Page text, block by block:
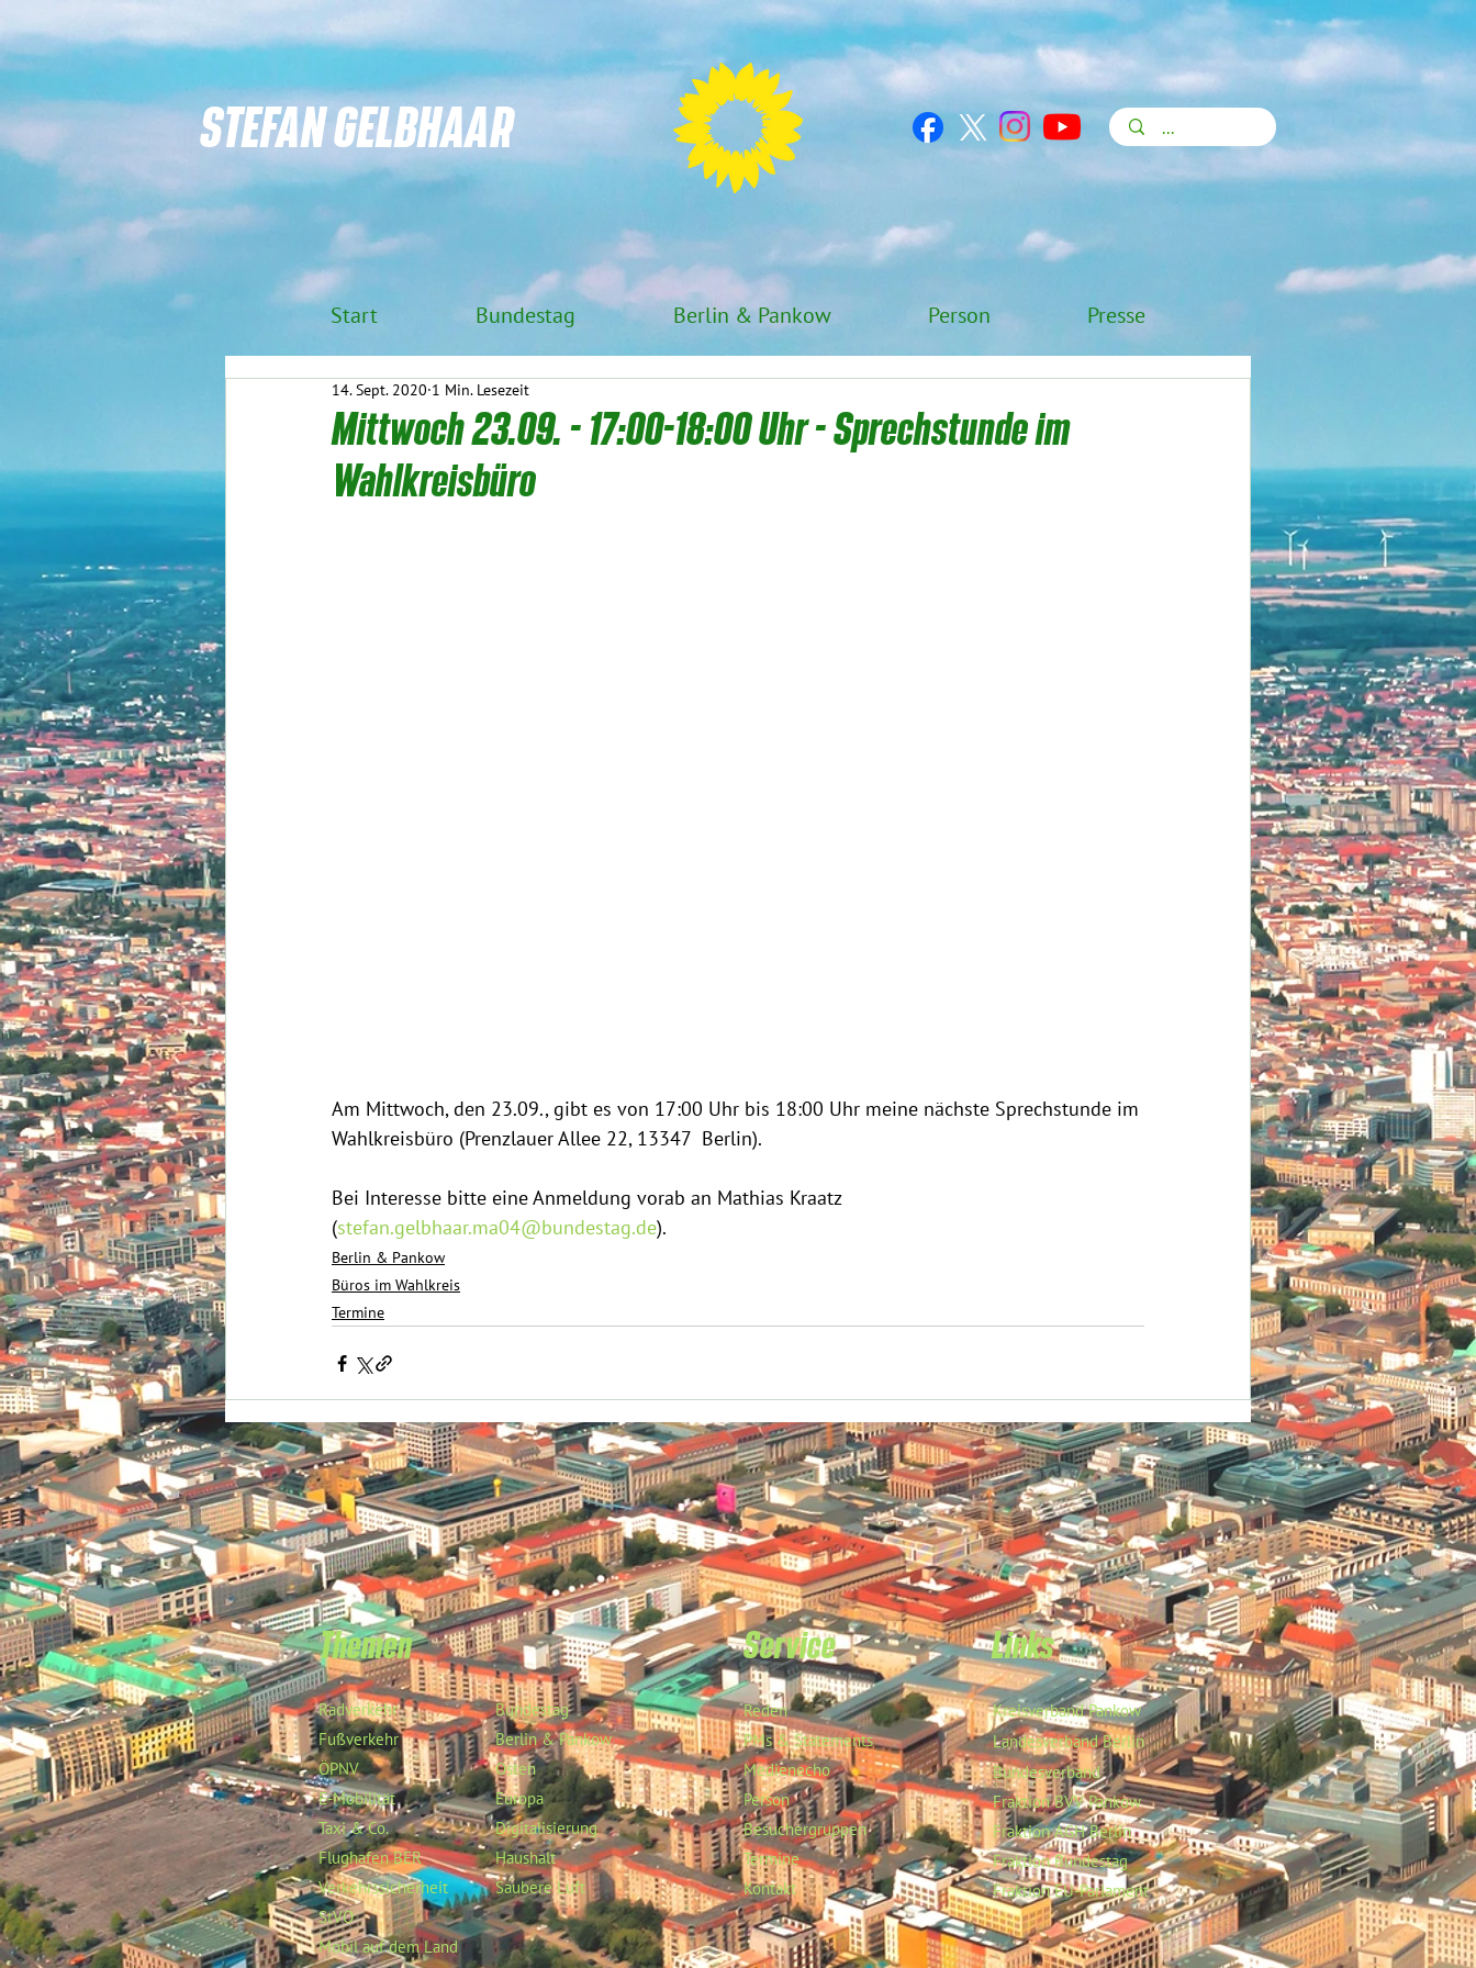
STEFAN GELBHAAR
Mittwoch 23.09. - 17:00-18:00 Uhr - Sprechstunde im
Wahlkreisbüro
14. Sept. 2020 1 Min. Lesezeit
Am Mittwoch, den 23.09., gibt es von 17:00 Uhr bis 18:00 Uhr meine nächste Sprechstunde im
Wahlkreisbüro (Prenzlauer Allee 22, 13347  Berlin).
Bei Interesse bitte eine Anmeldung vorab an Mathias Kraatz
(stefan.gelbhaar.ma04@bundestag.de).
Berlin & Pankow
Büros im Wahlkreis
Termine
Start Bundestag Berlin & Pankow Person Presse
Themen
Radverkehr
Fußverkehr
ÖPNV
E-Mobilität
Taxi & Co.
Flughafen BER
Verkehrssicherheit
StVO
Mobil auf dem Land
Bundestag
Berlin & Pankow
Osten
Europa
Digitalisierung
Haushalt
Saubere Luft
Service
Reden
PMs & Statements
Medienecho
Person
Besuchergruppen
Termine
Kontakt
Links
Kreisverband Pankow
Landesverband Berlin
Bundesverband
Fraktion BVV Pankow
Fraktion AGH Berlin
Fraktion Bundestag
Fraktion EU-Parlament